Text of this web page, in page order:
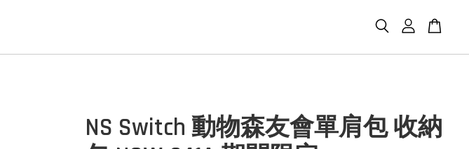
NS Switch 動物森友會單肩包 收納